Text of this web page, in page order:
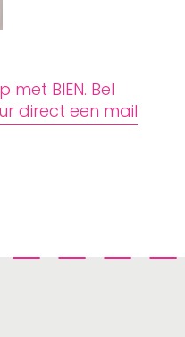
BIEN. Bel
direct een mail